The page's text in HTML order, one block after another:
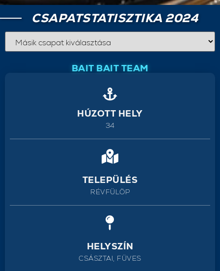
CSAPATSTATISZTIKA 2024
BAIT BAIT TEAM
HÚZOTT HELY
34
TELEPÜLÉS
RÉVFÜLÖP
HELYSZÍN
CSÁSZTAI, FÜVES